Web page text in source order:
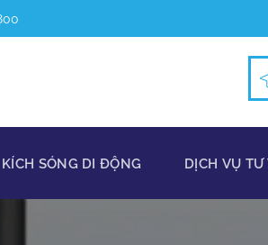
KÍCH SÓNG DI ĐỘNG DỊCH VỤ TƯ